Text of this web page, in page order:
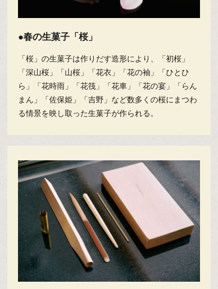
●春の生菓子「桜」
「桜」の生菓子は作りだす造形により、「初桜」
「深山桜」「山桜」「花衣」「花の袖」「ひとひ
ら」「花時雨」「花筏」「花車」「花の宴」「らん
まん」「佐保姫」「吉野」など数多くの桜にまつわ
る情景を映し取った生菓子が作られる。